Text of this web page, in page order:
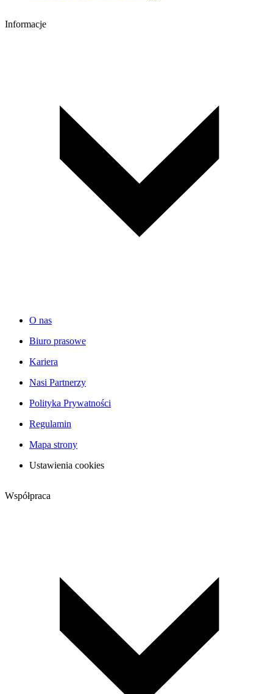
Informacje
O nas
Biuro prasowe
Kariera
Nasi Partnerzy
Polityka Prywatności
Regulamin
Mapa strony
Ustawienia cookies
Współpraca